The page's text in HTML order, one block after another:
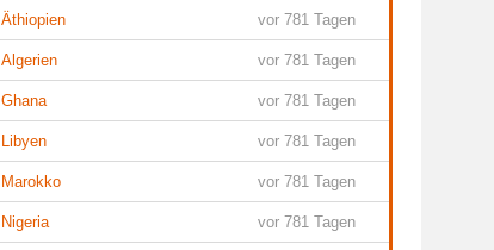
Äthiopien vor 781 Tagen
Algerien vor 781 Tagen
Ghana vor 781 Tagen
Libyen vor 781 Tagen
Marokko vor 781 Tagen
Nigeria vor 781 Tagen